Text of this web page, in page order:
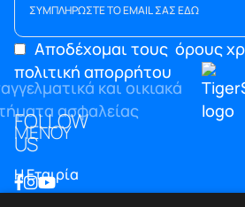
Αποδέχομαι τους όρους
πολιτική απορρήτου
FOLLOW
US
ΜΕΝΟΥ
Η Εταιρία